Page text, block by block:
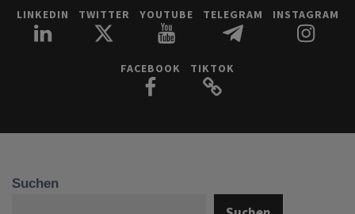
LINKEDIN TWITTER YOUTUBE TELEGRAM INSTAGRAM
FACEBOOK TIKTOK
Suchen